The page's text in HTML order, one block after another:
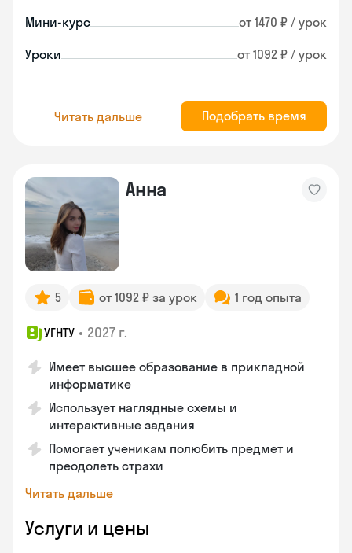
Мини-курс от 1470 ₽ / урок
Уроки от 1092 ₽ / урок
Читать дальше Подобрать время
Анна
5 от 1092 ₽ за урок 1 год опыта
УГНТУ • 2027 г.
Имеет высшее образование в прикладной
информатике
Использует наглядные схемы и
интерактивные задания
Помогает ученикам полюбить предмет и
преодолеть страхи
Читать дальше
Услуги и цены